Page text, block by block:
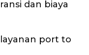
dan biaya
port to